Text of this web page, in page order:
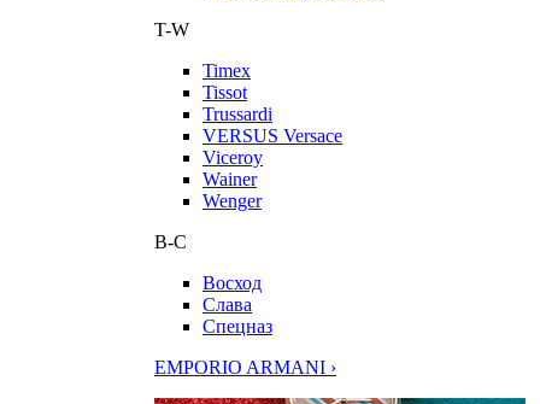
T-W
Timex
Tissot
Trussardi
VERSUS Versace
Viceroy
Wainer
Wenger
В-С
Восход
Слава
Спецназ
EMPORIO ARMANI ›